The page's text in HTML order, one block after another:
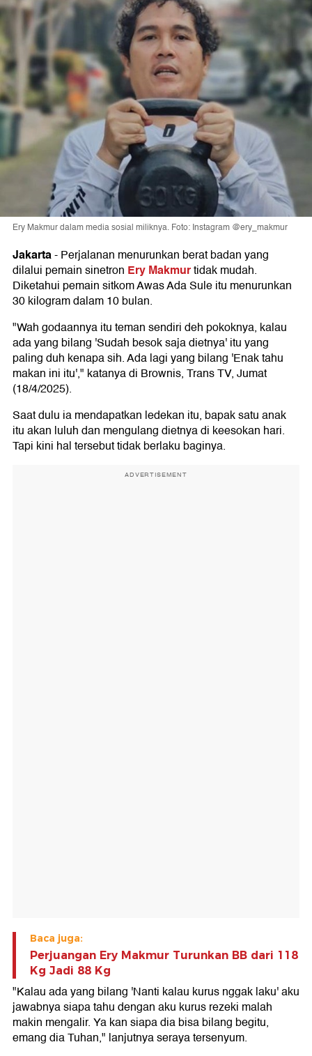
Ery Makmur dalam media sosial miliknya. Foto: Instagram @ery_makmur
Jakarta-Perjalanan menurunkan berat badan yang
dilalui pemain sinetron Ery Makmurtidak mudah.
Diketahui pemain sitkom Awas Ada Sule itu menurunkan
30 kilogram dalam 10 bulan.
"Wah godaannya itu teman sendiri deh pokoknya, kalau
ada yang bilang 'Sudah besok saja dietnya' itu yang
paling duh kenapa sih. Ada lagi yang bilang 'Enak tahu
makan ini itu'," katanya di Brownis, Trans TV, Jumat
(18/4/2025).
Saat dulu ia mendapatkan ledekan itu, bapak satu anak
itu akan luluh dan mengulang dietnya di keesokan hari.
Tapi kini hal tersebut tidak berlaku baginya.
ADVERTISEMENT
Baca juga:
Perjuangan Ery Makmur Turunkan BB dari 118
Kg Jadi 88 Kg
"Kalau ada yang bilang 'Nanti kalau kurus nggak laku' aku
jawabnya siapa tahu dengan aku kurus rezeki malah
makin mengalir. Ya kan siapa dia bisa bilang begitu,
emang dia Tuhan," lanjutnya seraya tersenyum.